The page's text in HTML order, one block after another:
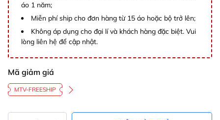
áo 1 năm;
Miễn phí ship cho đơn hàng từ 15 áo hoặc bộ trở lên;
Không áp dụng cho đại lí và khách hàng đặc biệt. Vui
lòng liên hệ để cập nhật.
Mã giảm giá
MTV-FREESHIP